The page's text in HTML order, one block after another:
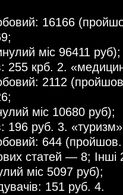
16166
міс 96411 руб);
255 крб. 2.
2112
міс 10680 руб);
196 руб. 3. «туризм»
644 (пройшов.
статей — 8; Інші
міс 5097 руб);
151 руб. 4.